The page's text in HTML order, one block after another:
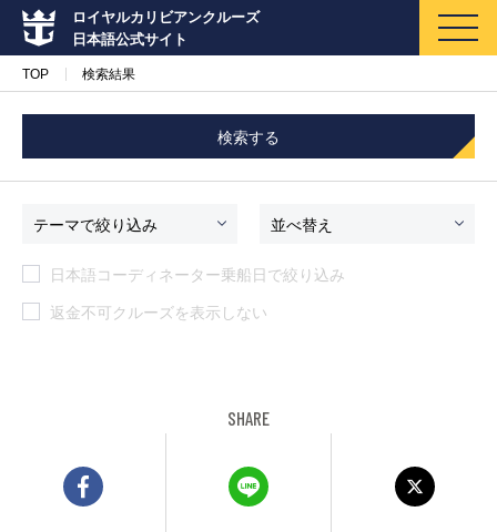
ロイヤルカリビアンクルーズ
日本語公式サイト
マイページ メルマガ登録
クルーズ検索
客船のご案内
TOP 検索結果
検索する
テーマで絞り込み 並べ替え
日本語コーディネーター乗船日で絞り込み
返金不可クルーズを表示しない
SHARE